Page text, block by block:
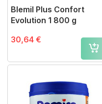
Blemil Plus Confort
Evolution 1 800 g
30,64 €